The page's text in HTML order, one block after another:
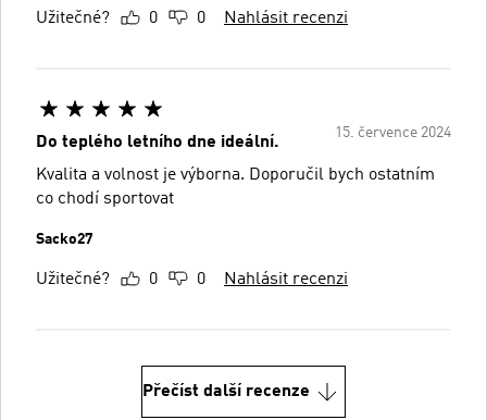
Užitečné? 0 0 Nahlásit recenzi
15. července 2024
Do teplého letního dne ideální.
Kvalita a volnost je výborna. Doporučil bych ostatním
co chodí sportovat
Sacko27
Užitečné? 0 0 Nahlásit recenzi
Přečíst další recenze